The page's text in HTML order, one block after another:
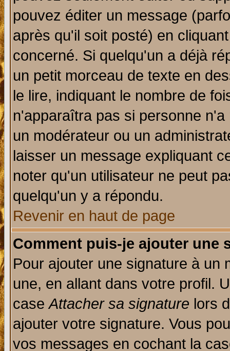
pouvez éditer un message
après qu'il soit posté) en
concerné. Si quelqu'un a déjà
un petit morceau de texte en
le lire, indiquant le nombre de
n'apparaîtra pas si personne
un modérateur ou un
laisser un message expliquant
noter qu'un utilisateur ne peut
quelqu'un y a répondu.
Revenir en haut de page
Comment puis-je ajouter une
Pour ajouter une signature à un
une, en allant dans votre profil.
caseAttacher sa signature lors
ajouter votre signature. Vous
vos messages en cochant la